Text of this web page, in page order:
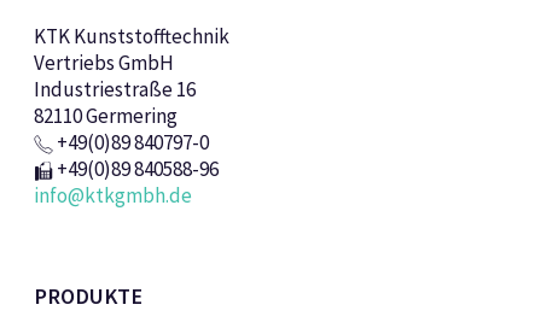
KTK Kunststofftechnik
Vertriebs GmbH
Industriestraße 16
82110 Germering
+49(0)89 840797-0
+49(0)89 840588-96
info@ktkgmbh.de
PRODUKTE